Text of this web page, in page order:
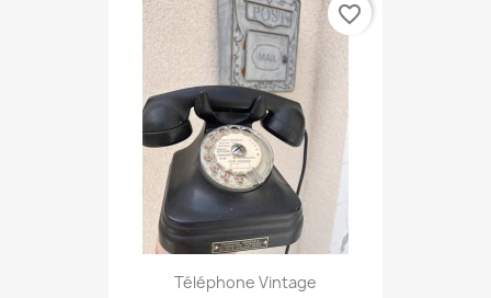
Téléphone Vintage
favorite_border